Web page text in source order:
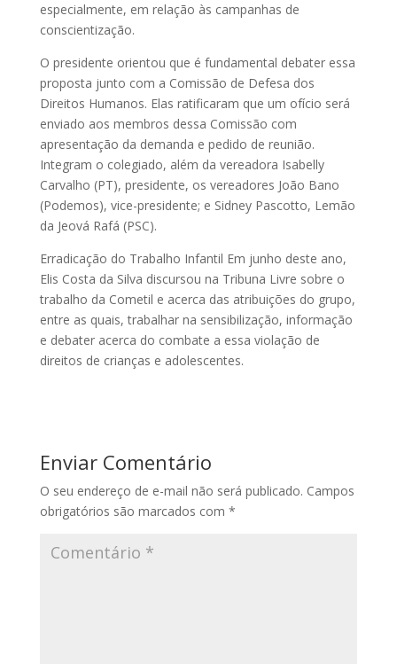
especialmente, em relação às campanhas de
conscientização.
O presidente orientou que é fundamental debater essa
proposta junto com a Comissão de Defesa dos
Direitos Humanos. Elas ratificaram que um ofício será
enviado aos membros dessa Comissão com
apresentação da demanda e pedido de reunião.
Integram o colegiado, além da vereadora Isabelly
Carvalho (PT), presidente, os vereadores João Bano
(Podemos), vice-presidente; e Sidney Pascotto, Lemão
da Jeová Rafá (PSC).
Erradicação do Trabalho Infantil Em junho deste ano,
Elis Costa da Silva discursou na Tribuna Livre sobre o
trabalho da Cometil e acerca das atribuições do grupo,
entre as quais, trabalhar na sensibilização, informação
e debater acerca do combate a essa violação de
direitos de crianças e adolescentes.
Enviar Comentário
O seu endereço de e-mail não será publicado. Campos
obrigatórios são marcados com *